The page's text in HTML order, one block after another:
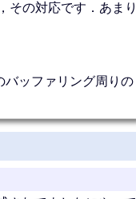
その対応です．あまり
バッファリング周りの